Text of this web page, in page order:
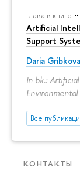
Глава в книге
Artificial
Support
Daria Gribkova
In bk.:
Все
КОНТАКТЫ